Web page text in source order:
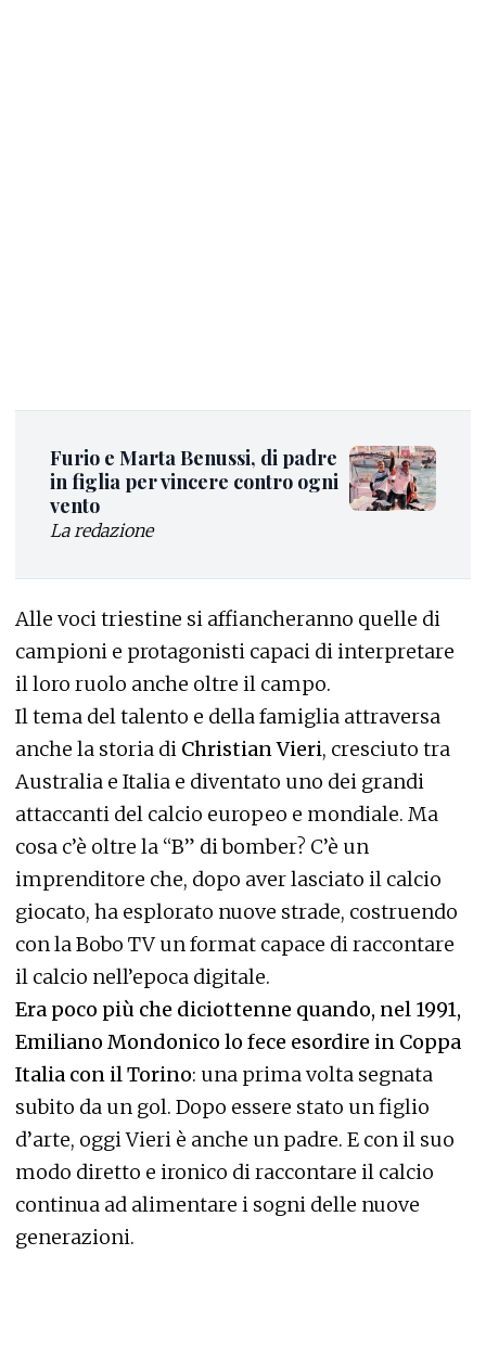
Furio e Marta Benussi, di padre
in figlia per vincere contro ogni
vento
La redazione
Alle voci triestine si affiancheranno quelle di
campioni e protagonisti capaci di interpretare
il loro ruolo anche oltre il campo.
Il tema del talento e della famiglia attraversa
anche la storia di Christian Vieri, cresciuto tra
Australia e Italia e diventato uno dei grandi
attaccanti del calcio europeo e mondiale. Ma
cosa c’è oltre la “B” di bomber? C’è un
imprenditore che, dopo aver lasciato il calcio
giocato, ha esplorato nuove strade, costruendo
con la Bobo TV un format capace di raccontare
il calcio nell’epoca digitale.
Era poco più che diciottenne quando, nel 1991,
Emiliano Mondonico lo fece esordire in Coppa
Italia con il Torino: una prima volta segnata
subito da un gol. Dopo essere stato un figlio
d’arte, oggi Vieri è anche un padre. E con il suo
modo diretto e ironico di raccontare il calcio
continua ad alimentare i sogni delle nuove
generazioni.